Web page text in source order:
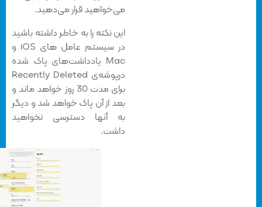
می‌خواهید قرار می‌دهید.
این نکته را به خاطر داشته باشید
در سیستم عامل های iOS و
Mac یادداشت‌های پاک شده
درپوشه‌ی Recently Deleted
برای مدت 30 روز خواهد ماند و
بعد از آن پاک خواهد شد و دیگر
به آنها دسترسی نخواهید
داشت.